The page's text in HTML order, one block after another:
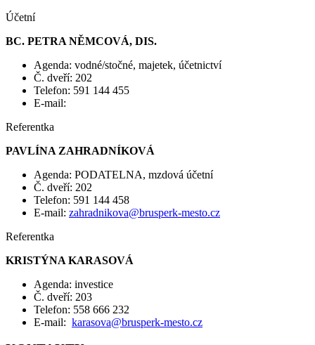
Účetní
BC. PETRA NĚMCOVÁ, DIS.
Agenda: vodné/stočné, majetek, účetnictví
Č. dveří: 202
Telefon: 591 144 455
E-mail:
Referentka
PAVLÍNA ZAHRADNÍKOVÁ
Agenda: PODATELNA, mzdová účetní
Č. dveří: 202
Telefon: 591 144 458
E-mail: zahradnikova@brusperk-mesto.cz
Referentka
KRISTÝNA KARASOVÁ
Agenda: investice
Č. dveří: 203
Telefon: 558 666 232
E-mail: karasova@brusperk-mesto.cz